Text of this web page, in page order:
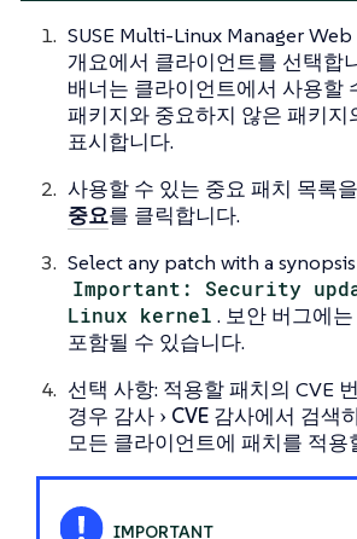
SUSE Multi-Linux Manager
개요에서 클라이언트를 선택합
배너는 클라이언트에서 사용할
패키지와 중요하지 않은 패키지
표시합니다.
사용할 수 있는 중요 패치 목록
중요를 클릭합니다.
Select any patch with a
Important: Security
Linux kernel . 보안 버그에
포함될 수 있습니다.
선택 사항: 적용할 패치의 CVE
경우 감사 CVE 감사에서 검색
모든 클라이언트에 패치를 적용